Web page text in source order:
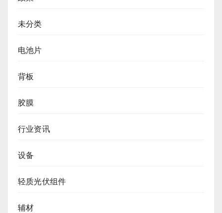
未分类
电池片
背板
胶膜
行业资讯
设备
轻质光伏组件
辅材